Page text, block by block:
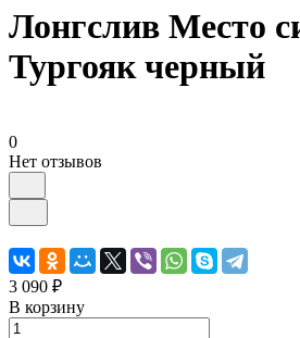
Лонгслив Место
Тургояк черный
0
Нет отзывов
3 090 ₽
В корзину